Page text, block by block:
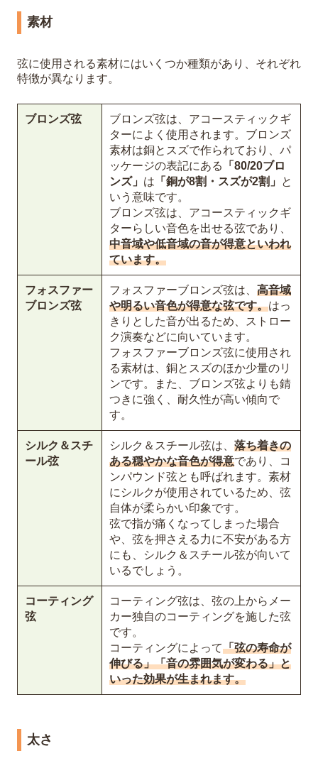
素材
弦に使用される素材にはいくつか種類があり、それぞれ
特徴が異なります。
ブロンズ弦
ブロンズ弦は、アコースティックギ
ターによく使用されます。ブロンズ
素材は銅とスズで作られており、パ
ッケージの表記にある
「80/20ブロ
ンズ」 は 「銅が8割・スズが2割」 と
いう意味です。
ブロンズ弦は、アコースティックギ
ターらしい音色を出せる弦であり、
中音域や低音域の音が得意といわれ
ています。
フォスファー
ブロンズ弦
フォスファーブロンズ弦は、 高音域
や明るい音色が得意な弦です。はっ
きりとした音が出るため、ストロー
ク演奏などに向いています。
フォスファーブロンズ弦に使用され
る素材は、銅とスズのほか少量のリ
ンです。また、ブロンズ弦よりも錆
つきに強く、耐久性が高い傾向で
す。
シルク＆スチ
ール弦
シルク＆スチール弦は、 落ち着きの
ある穏やかな音色が得意であり、コ
ンパウンド弦とも呼ばれます。素材
にシルクが使用されているため、弦
自体が柔らかい印象です。
弦で指が痛くなってしまった場合
や、弦を押さえる力に不安がある方
にも、シルク＆スチール弦が向いて
いるでしょう。
コーティング
弦
コーティング弦は、弦の上からメー
カー独自のコーティングを施した弦
です。
コーティングによって「弦の寿命が
伸びる」「音の雰囲気が変わる」と
いった効果が生まれます。
太さ